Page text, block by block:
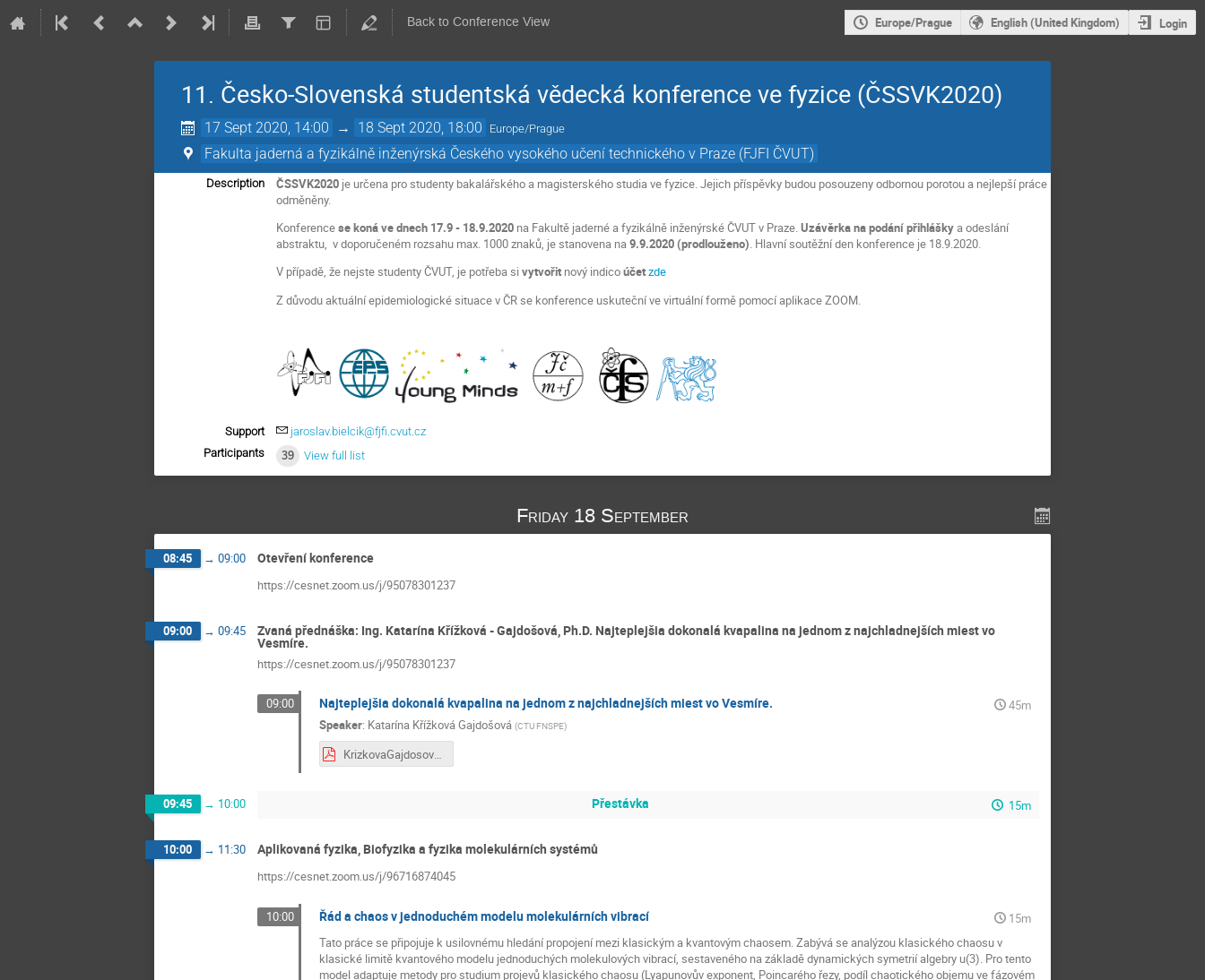
Back to Conference View Europe/Prague English (United Kingdom) Login
11. Česko-Slovenská studentská vědecká konference ve fyzice (ČSSVK2020)
17 Sept 2020, 14:00 → 18 Sept 2020, 18:00 Europe/Prague
Fakulta jaderná a fyzikálně inženýrská Českého vysokého učení technického v Praze (FJFI ČVUT)
Description ČSSVK2020 je určena pro studenty bakalářského a magisterského studia ve fyzice. Jejich příspěvky budou posouzeny odbornou porotou a nejlepší práce
odměněny.
Konferencese koná ve dnech 17.9 - 18.9.2020 na Fakultě jaderné a fyzikálně inženýrské ČVUT v Praze.Uzávěrkana podání přihláškya odeslání
abstraktu, v doporučeném rozsahu max. 1000 znaků, je stanovena na9.9.2020 (prodlouženo). Hlavní soutěžní den konference je 18.9.2020.
V případě, že nejste studenty ČVUT, je potřeba sivytvořit nový indicoúčetzde
Z důvodu aktuální epidemiologické situace v ČR se konference uskuteční ve virtuální formě pomocí aplikace ZOOM.
Support
jaroslav.bielcik@fjfi.cvut.cz
Participants
39 View full list
Friday 18 September
08:45 → 09:00 Otevření konference
https://cesnet.zoom.us/j/95078301237
09:00 → 09:45 Zvaná přednáška: Ing. Katarína Křížková - Gajdošová, Ph.D. Najteplejšia dokonalá kvapalina na jednom z najchladnejších miest vo
Vesmíre.
https://cesnet.zoom.us/j/95078301237
09:00 Najteplejšia dokonalá kvapalina na jednom z najchladnejších miest vo Vesmíre.
45m
Speaker: Katarína Křížková Gajdošová (CTU FNSPE)
KrizkovaGajdosova.pdf
09:45 → 10:00 Přestávka 15m
10:00 → 11:30 Aplikovaná fyzika, Biofyzika a fyzika molekulárních systémů
https://cesnet.zoom.us/j/96716874045
10:00 Řád a chaos v jednoduchém modelu molekulárních vibrací
15m
Tato práce se připojuje k usilovnému hledání propojení mezi klasickým a kvantovým chaosem. Zabývá se analýzou klasického chaosu v
klasické limitě kvantového modelu jednoduchých molekulových vibrací, sestaveného na základě dynamických symetrií algebry u(3). Pro tento
model adaptuje metody pro studium projevů klasického chaosu (Lyapunovův exponent, Poincarého řezy, podíl chaotického objemu ve fázovém